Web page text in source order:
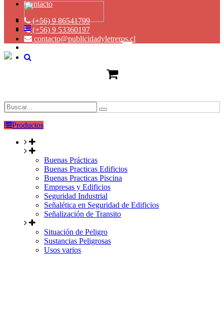
Contacto
(+56) 9 86541799
(+56) 9 53360197
contacto@publicidadyletreros.cl
Productos
Buenas Prácticas
Buenas Practicas Edificios
Buenas Practicas Piscina
Empresas y Edificios
Seguridad Industrial
Señalética en Seguridad de Edificios
Señalización de Transito
Situación de Peligro
Sustancias Peligrosas
Usos varios